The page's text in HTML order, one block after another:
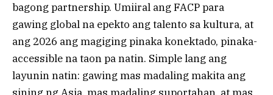
bagong partnership. Umiiral ang FACP para
gawing global na epekto ang talento sa kultura, at
ang 2026 ang magiging pinaka konektado, pinaka-
accessible na taon pa natin. Simple lang ang
layunin natin: gawing mas madaling makita ang